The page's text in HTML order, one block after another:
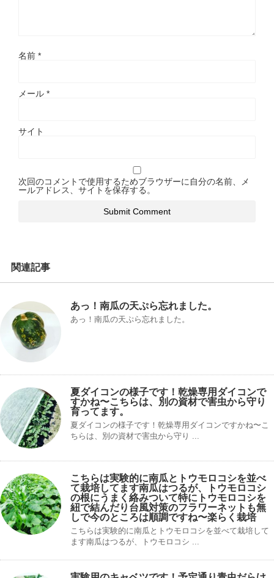
名前 *
メール *
サイト
次回のコメントで使用するためブラウザーに自分の名前、メ
ールアドレス、サイトを保存する。
関連記事
あっ！南瓜の天ぷら忘れました。
あっ！南瓜の天ぷら忘れました。
夏ダイコンの様子です！乾燥専用ダイコンで
すかね〜こちらは、別の資材で害虫から守り
育ってます。
夏ダイコンの様子です！乾燥専用ダイコンですかね〜こ
ちらは、別の資材で害虫から守り ...
こちらは実験的に南瓜とトウモロコシを並べ
て栽培してます南瓜はつるが、トウモロコシ
の根にうまく絡みついて特にトウモロコシを
紐で結んだり台風対策のフラワーネットも無
しで今のところは順調ですね〜楽らく栽培
こちらは実験的に南瓜とトウモロコシを並べて栽培して
ます南瓜はつるが、トウモロコシ ...